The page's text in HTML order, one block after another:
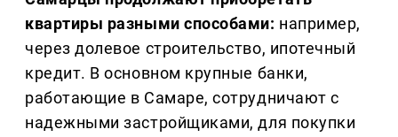
квартиры разными способами: например,
через долевое строительство, ипотечный
кредит. В основном крупные банки,
работающие в Самаре, сотрудничают с
надежными застройщиками, для покупки